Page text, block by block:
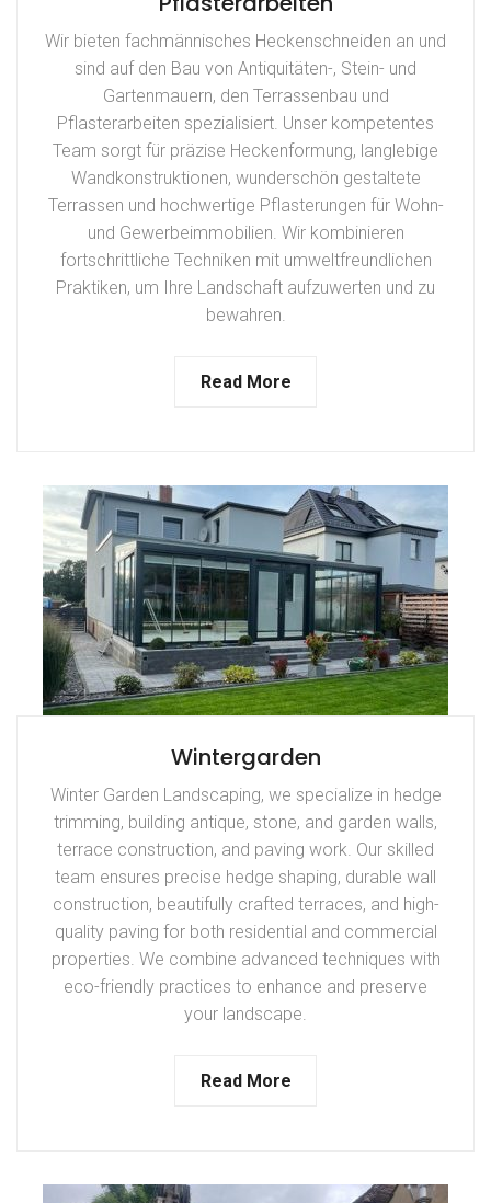
Wir bieten fachmännisches Heckenschneiden an und
sind auf den Bau von Antiquitäten-, Stein- und
Gartenmauern, den Terrassenbau und
Pflasterarbeiten spezialisiert. Unser kompetentes
Team sorgt für präzise Heckenformung, langlebige
Wandkonstruktionen, wunderschön gestaltete
Terrassen und hochwertige Pflasterungen für Wohn-
und Gewerbeimmobilien. Wir kombinieren
fortschrittliche Techniken mit umweltfreundlichen
Praktiken, um Ihre Landschaft aufzuwerten und zu
bewahren.
Read More
Wintergarden
Winter Garden Landscaping, we specialize in hedge
trimming, building antique, stone, and garden walls,
terrace construction, and paving work. Our skilled
team ensures precise hedge shaping, durable wall
construction, beautifully crafted terraces, and high-
quality paving for both residential and commercial
properties. We combine advanced techniques with
eco-friendly practices to enhance and preserve
your landscape.
Read More